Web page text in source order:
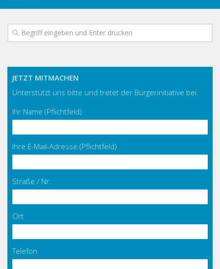
JETZT MITMACHEN
Unterstützt uns bitte und tretet der Bürgerinitiative bei.
Ihr Name (Pflichtfeld)
Ihre E-Mail-Adresse (Pflichtfeld)
Straße / Nr.
Ort
Telefon